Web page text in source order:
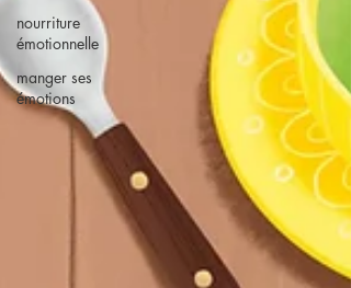
nourriture
émotionnelle
manger ses
émotions